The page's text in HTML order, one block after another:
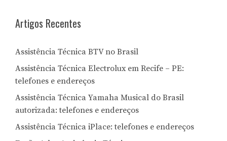
Artigos Recentes
Assistência Técnica BTV no Brasil
Assistência Técnica Electrolux em Recife – PE:
telefones e endereços
Assistência Técnica Yamaha Musical do Brasil
autorizada: telefones e endereços
Assistência Técnica iPlace: telefones e endereços